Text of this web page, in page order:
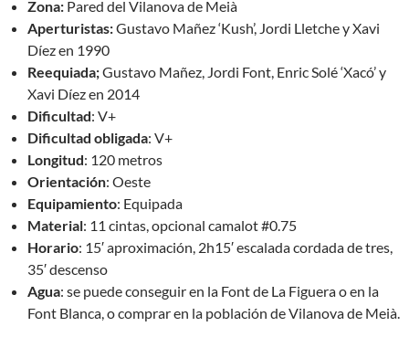
Zona: Pared del Vilanova de Meià
Aperturistas:Gustavo Mañez ‘Kush’, Jordi Lletche y Xavi
Díez en 1990
Reequiada;Gustavo Mañez, Jordi Font, Enric Solé ‘Xacó’ y
Xavi Díez en 2014
Dificultad: V+
Dificultad obligada: V+
Longitud: 120 metros
Orientación: Oeste
Equipamiento: Equipada
Material: 11 cintas, opcional camalot #0.75
Horario: 15′ aproximación, 2h15′ escalada cordada de tres,
35′ descenso
Agua: se puede conseguir en la Font de La Figuera o en la
Font Blanca, o comprar en la población de Vilanova de Meià.